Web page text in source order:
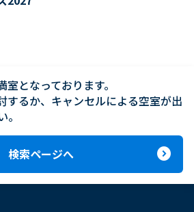
となっております。
するか、キャンセルによる空室が出
検索ページへ expand_circle_right